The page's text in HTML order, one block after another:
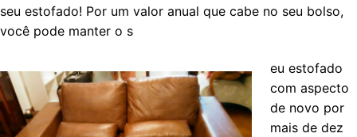
seu estofado! Por um valor anual que cabe no seu bolso,
você pode manter o s
eu estofado
com aspecto
de novo por
mais de dez